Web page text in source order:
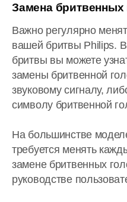
Замена бритвенных
Важно регулярно
вашей бритвы Philips.
бритвы вы можете
замены бритвенной
звуковому сигналу,
символу бритвенной
На большинстве
требуется менять
замене бритвенных
руководстве